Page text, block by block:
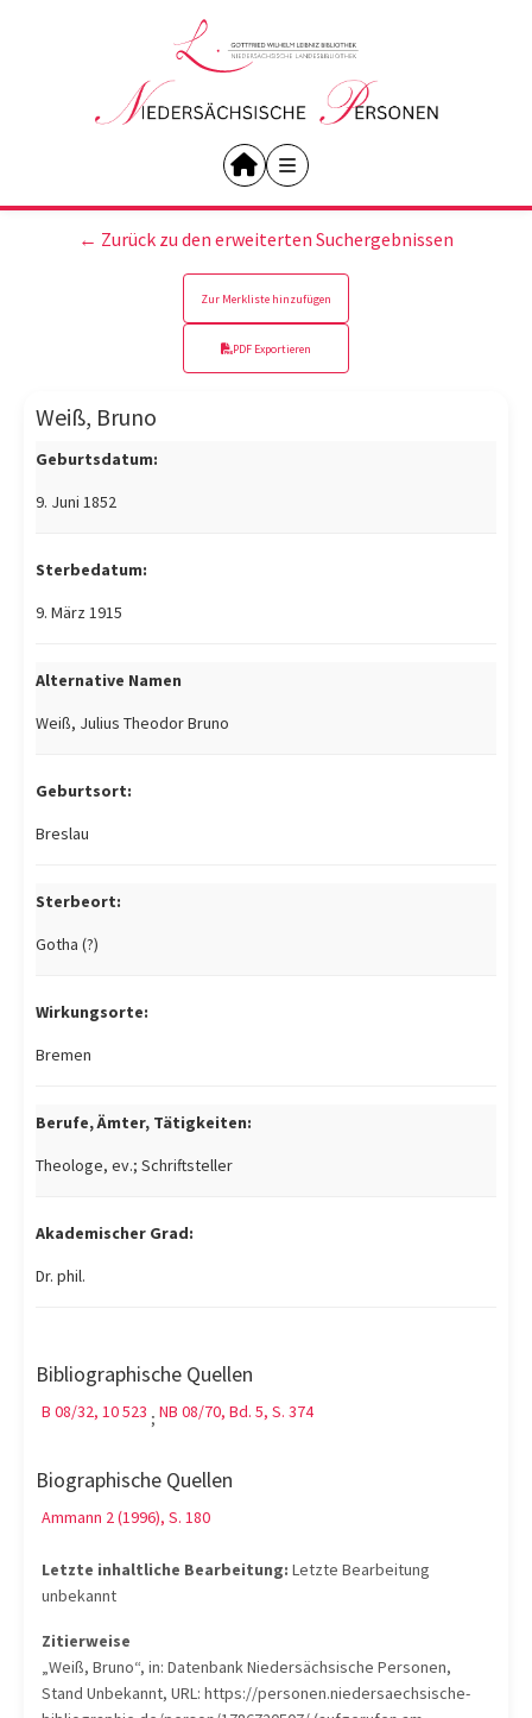
← Zurück zu den erweiterten Suchergebnissen
Zur Merkliste hinzufügen
PDF Exportieren
Weiß, Bruno
Geburtsdatum:
9. Juni 1852
Sterbedatum:
9. März 1915
Alternative Namen
Weiß, Julius Theodor Bruno
Geburtsort:
Breslau
Sterbeort:
Gotha (?)
Wirkungsorte:
Bremen
Berufe, Ämter, Tätigkeiten:
Theologe, ev.; Schriftsteller
Akademischer Grad:
Dr. phil.
Bibliographische Quellen
B 08/32, 10 523 ; NB 08/70, Bd. 5, S. 374
Biographische Quellen
Ammann 2 (1996), S. 180
Letzte inhaltliche Bearbeitung: Letzte Bearbeitung
unbekannt
Zitierweise
„Weiß, Bruno“, in: Datenbank Niedersächsische Personen,
Stand Unbekannt, URL: https://personen.niedersaechsische-